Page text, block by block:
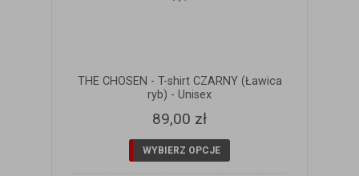
THE CHOSEN - T-shirt CZARNY (Ławica
ryb) - Unisex
89,00 zł
WYBIERZ OPCJE